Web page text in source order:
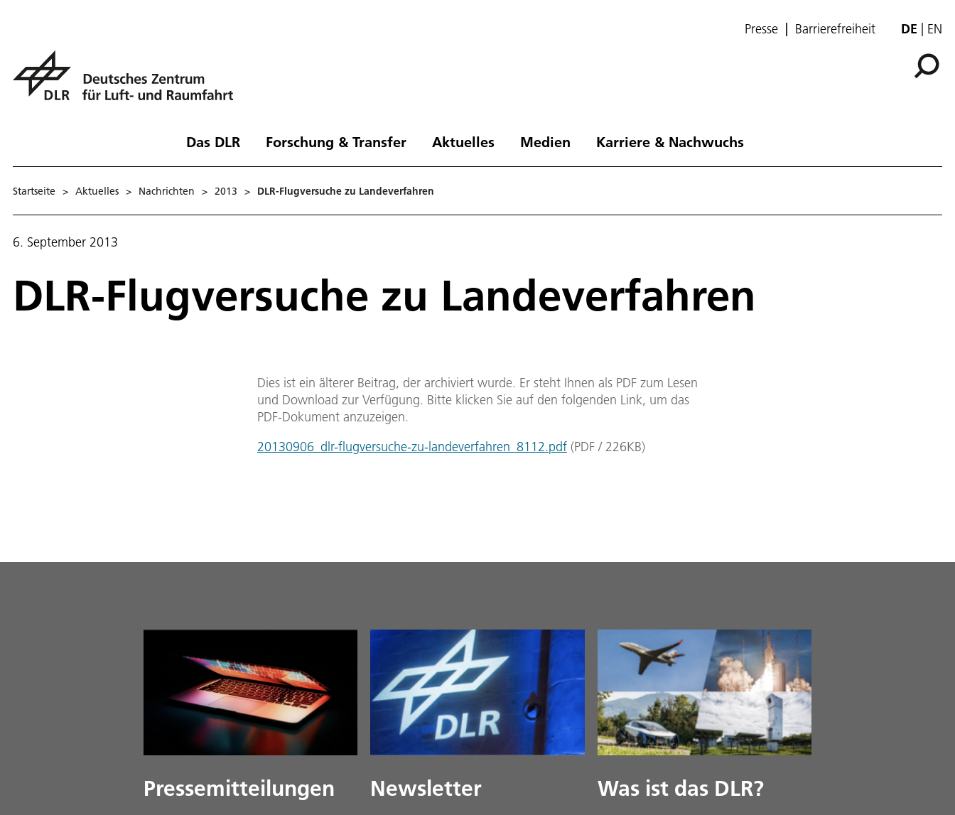
Presse Barrierefreiheit DE EN
Das DLR Forschung & Transfer Aktuelles Medien Karriere & Nachwuchs
Startseite > Aktuelles > Nachrichten > 2013 > DLR-Flugversuche zu Landeverfahren
6. September 2013
DLR-Flugversuche zu Landeverfahren
Dies ist ein älterer Beitrag, der archiviert wurde. Er steht Ihnen als PDF zum Lesen
und Download zur Verfügung. Bitte klicken Sie auf den folgenden Link, um das
PDF-Dokument anzuzeigen.
20130906_dlr-flugversuche-zu-landeverfahren_8112.pdf (PDF / 226KB)
Pressemitteilungen Newsletter Was ist das DLR?